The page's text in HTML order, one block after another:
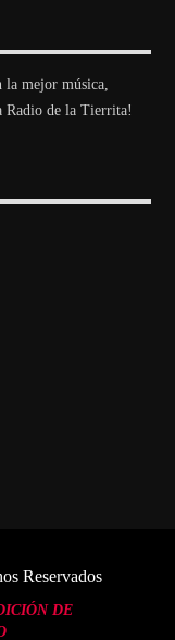
mejor música,
Radio de la Tierrita!
Reservados
DE